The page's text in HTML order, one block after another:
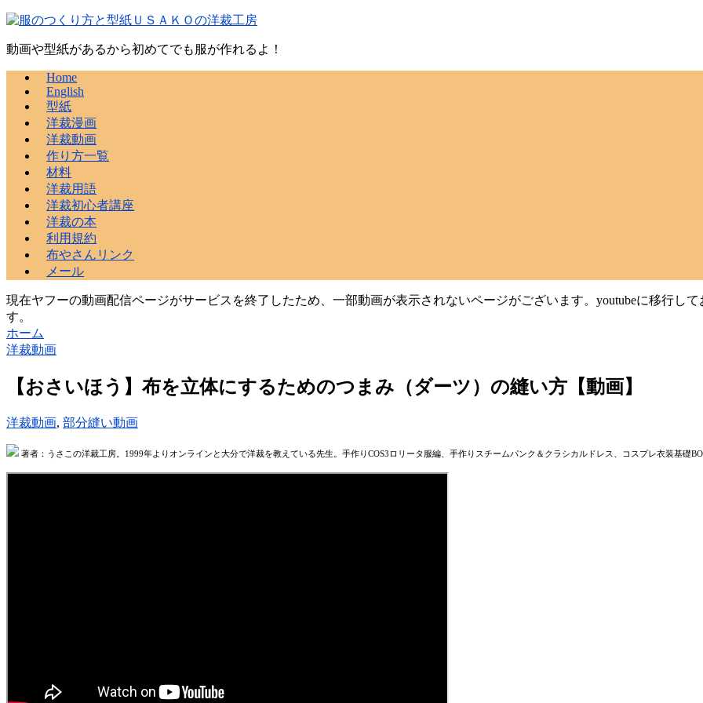
動画や型紙があるから初めてでも服が作れるよ！
Home
English
型紙
洋裁漫画
洋裁動画
作り方一覧
材料
洋裁用語
洋裁初心者講座
洋裁の本
利用規約
布やさんリンク
メール
現在ヤフーの動画配信ページがサービスを終了したため、一部動画が表示されないページがございます。youtubeに移行し
す。
ホーム
洋裁動画
【おさいほう】布を立体にするためのつまみ（ダーツ）の縫い方【動画】
洋裁動画, 部分縫い動画
著者：うさこの洋裁工房。1999年よりオンラインと大分で洋裁を教えている先生。手作りCOS3ロリータ服編、手作りスチームパンク＆クラシカルドレス、コスプレ衣装基礎